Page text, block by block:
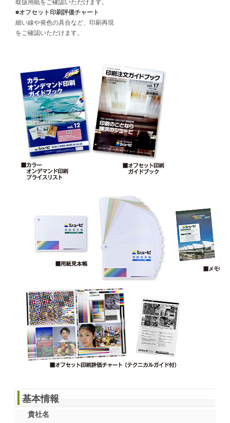
取扱用紙をご確認いただけます。
■オフセット印刷評価チャート
細い線や発色の具合など、印刷再現
をご確認いただけます。
基本情報
貴社名